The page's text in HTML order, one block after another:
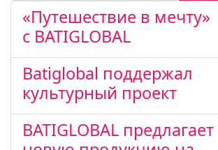
«Путешествие в мечту»
c BATIGLOBAL
Batiglobal поддержал
культурный проект
BATIGLOBAL предлагает